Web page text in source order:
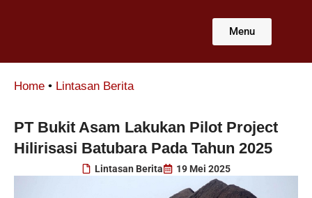
Menu
Home • Lintasan Berita
PT Bukit Asam Lakukan Pilot Project
Hilirisasi Batubara Pada Tahun 2025
Lintasan Berita 19 Mei 2025